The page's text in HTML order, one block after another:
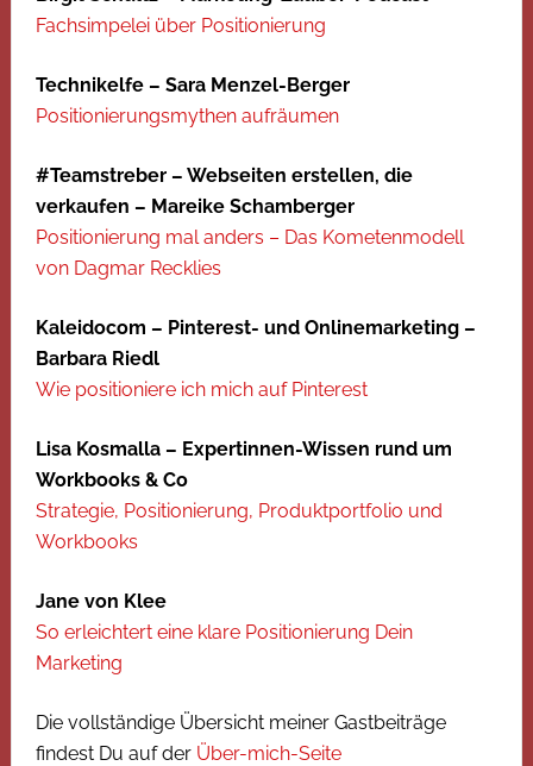
Fachsimpelei über Positionierung
Technikelfe – Sara Menzel-Berger
Positionierungsmythen aufräumen
#Teamstreber – Webseiten erstellen, die
verkaufen – Mareike Schamberger
Positionierung mal anders – Das Kometenmodell
von Dagmar Recklies
Kaleidocom – Pinterest- und Onlinemarketing –
Barbara Riedl
Wie positioniere ich mich auf Pinterest
Lisa Kosmalla – Expertinnen-Wissen rund um
Workbooks & Co
Strategie, Positionierung, Produktportfolio und
Workbooks
Jane von Klee
So erleichtert eine klare Positionierung Dein
Marketing
Die vollständige Übersicht meiner Gastbeiträge
findest Du auf der Über-mich-Seite